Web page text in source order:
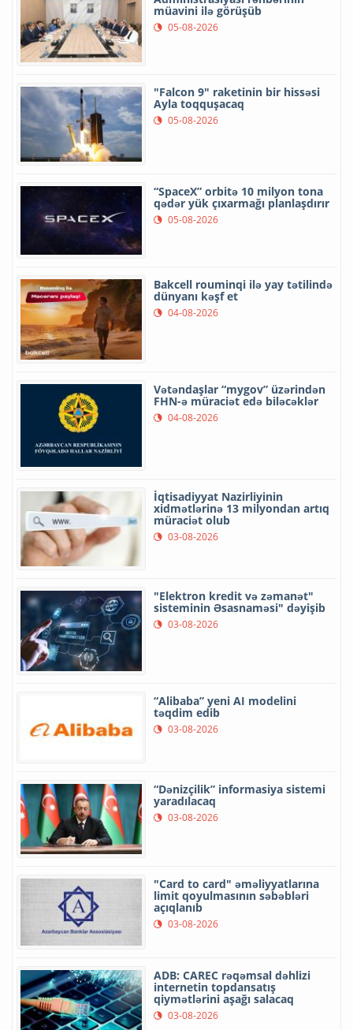
müavini ilə görüşüb
05-08-2026
"Falcon 9" raketinin bir hissəsi
Ayla toqquşacaq
05-08-2026
“SpaceX” orbitə 10 milyon tona
qədər yük çıxarmağı planlaşdırır
05-08-2026
Bakcell rouminqi ilə yay tətilində
dünyanı kəşf et
04-08-2026
Vətəndaşlar “mygov” üzərindən
FHN-ə müraciət edə biləcəklər
04-08-2026
İqtisadiyyat Nazirliyinin
xidmətlərinə 13 milyondan artıq
müraciət olub
03-08-2026
"Elektron kredit və zəmanət"
sisteminin Əsasnaməsi" dəyişib
03-08-2026
“Alibaba” yeni AI modelini
təqdim edib
03-08-2026
“Dənizçilik” informasiya sistemi
yaradılacaq
03-08-2026
"Card to card" əməliyyatlarına
limit qoyulmasının səbəbləri
açıqlanıb
03-08-2026
ADB: CAREC rəqəmsal dəhlizi
internetin topdansatış
qiymətlərini aşağı salacaq
03-08-2026